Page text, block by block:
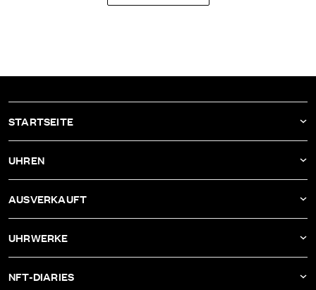
STARTSEITE
ATELIER
UHREN
DBF009
AUSVERKAUFT
DBF004
UHRWERKE
NFT-DIARIES